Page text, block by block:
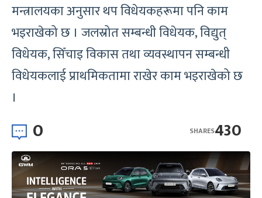
मन्त्रालयका अनुसार थप विधेयकहरूमा पनि काम
भइराखेको छ । जलस्रोत सम्बन्धी विधेयक, विद्युत्
विधेयक, सिँचाइ विकास तथा व्यवस्थापन सम्बन्धी
विधेयकलाई प्राथमिकतामा राखेर काम भइराखेको छ
।
0 430
SHARES